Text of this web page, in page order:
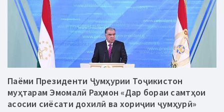
Паёми Президенти Ҷумҳурии Тоҷикистон
муҳтарам Эмомалӣ Раҳмон «Дар бораи самтҳои
асосии сиёсати дохилӣ ва хориҷии ҷумҳурӣ»